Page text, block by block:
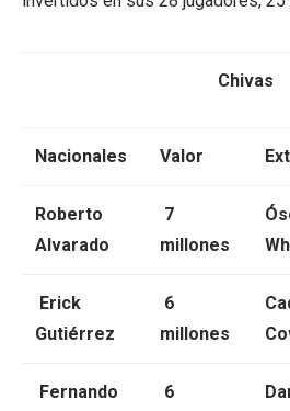
Chivas
Nacionales Valor
Roberto
Alvarado
7
millones
Erick
Gutiérrez
6
millones
Fernando
6